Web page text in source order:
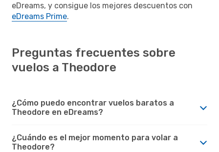
eDreams, y consigue los mejores descuentos con
eDreams Prime.
Preguntas frecuentes sobre
vuelos a Theodore
¿Cómo puedo encontrar vuelos baratos a
Theodore en eDreams?
¿Cuándo es el mejor momento para volar a
Theodore?